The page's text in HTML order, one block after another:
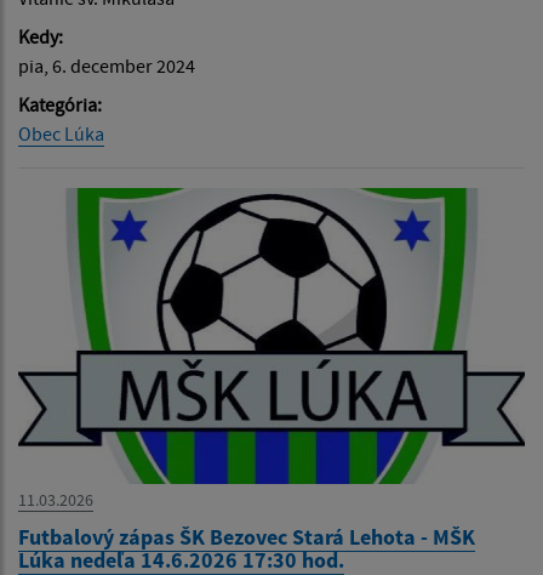
Kedy:
pia, 6. december 2024
Kategória:
Obec Lúka
11.03.2026
Futbalový zápas ŠK Bezovec Stará Lehota - MŠK
Lúka nedeľa 14.6.2026 17:30 hod.